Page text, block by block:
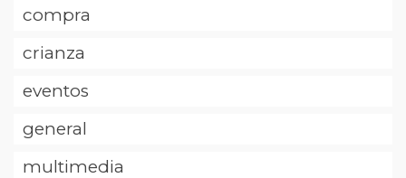
compra
crianza
eventos
general
multimedia